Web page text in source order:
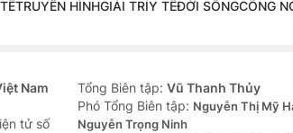
TRUYỀN HÌNHGIẢI TRÍY TẾĐỜI SỐNGCÔNG
Nam
tử số
Tổng Biên tập: Vũ Thanh Thủy
Phó Tổng Biên tập: Nguyễn Thị Mỹ
Nguyễn Trọng Ninh